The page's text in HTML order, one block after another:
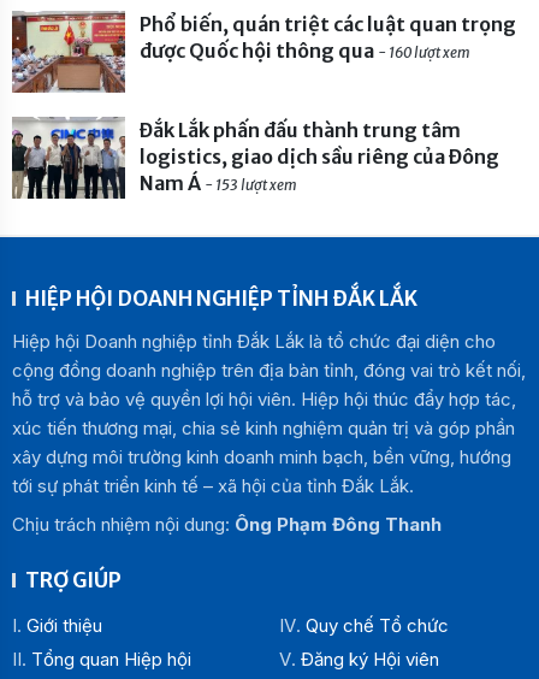
Phổ biến, quán triệt các luật quan trọng
được Quốc hội thông qua - 160 lượt xem
Đắk Lắk phấn đấu thành trung tâm
logistics, giao dịch sầu riêng của Đông
Nam Á - 153 lượt xem
HIỆP HỘI DOANH NGHIỆP TỈNH ĐẮK LẮK
Hiệp hội Doanh nghiệp tỉnh Đắk Lắk là tổ chức đại diện cho
cộng đồng doanh nghiệp trên địa bàn tỉnh, đóng vai trò kết nối,
hỗ trợ và bảo vệ quyền lợi hội viên. Hiệp hội thúc đẩy hợp tác,
xúc tiến thương mại, chia sẻ kinh nghiệm quản trị và góp phần
xây dựng môi trường kinh doanh minh bạch, bền vững, hướng
tới sự phát triển kinh tế – xã hội của tỉnh Đắk Lắk.
Chịu trách nhiệm nội dung: Ông Phạm Đông Thanh
TRỢ GIÚP
Giới thiệu
Tổng quan Hiệp hội
Quy chế Tổ chức
Đăng ký Hội viên